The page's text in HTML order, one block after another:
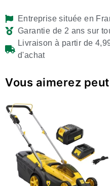
Entreprise située en
Garantie de 2 ans sur
Livraison à partir de
d'achat
Vous aimerez